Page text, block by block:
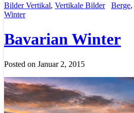
Bilder Vertikal, Vertikale Bilder Berge,
Winter
Bavarian Winter
Posted on Januar 2, 2015